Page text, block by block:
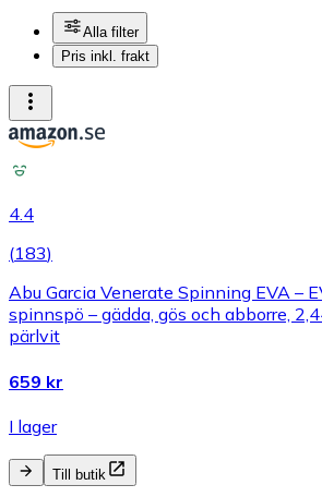
Alla filter
Pris inkl. frakt
4.4
(183)
Abu Garcia Venerate Spinning EVA –
spinnspö – gädda, gös och abborre,
pärlvit
659 kr
I lager
Till butik